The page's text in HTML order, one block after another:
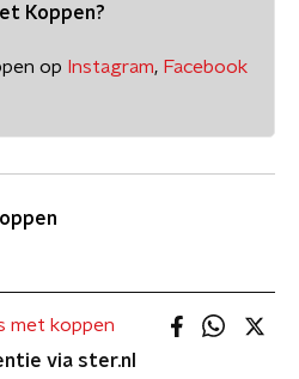
Koppen?
op Instagram, Facebook
met koppen
via ster.nl